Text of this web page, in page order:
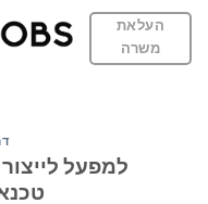
Skip
content
העלאת
משרה
למפעל